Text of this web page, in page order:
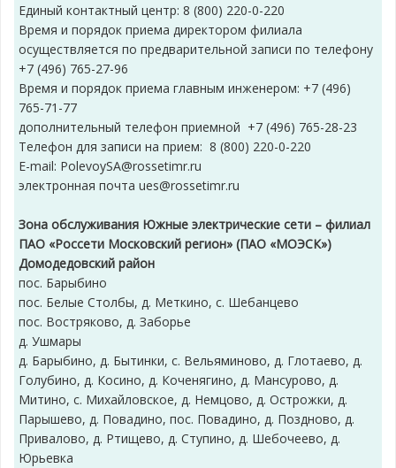
Единый контактный центр: 8 (800) 220-0-220
Время и порядок приема директором филиала
осуществляется по предварительной записи по телефону
+7 (496) 765-27-96
Время и порядок приема главным инженером: +7 (496)
765-71-77
дополнительный телефон приемной +7 (496) 765-28-23
Телефон для записи на прием: 8 (800) 220-0-220
E-mail: PolevoySA@rossetimr.ru
электронная почта ues@rossetimr.ru
Зона обслуживания Южные электрические сети – филиал
ПАО «Россети Московский регион» (ПАО «МОЭСК»)
Домодедовский район
пос. Барыбино
пос. Белые Столбы, д. Меткино, с. Шебанцево
пос. Востряково, д. Заборье
д. Ушмары
д. Барыбино, д. Бытинки, с. Вельяминово, д. Глотаево, д.
Голубино, д. Косино, д. Коченягино, д. Мансурово, д.
Митино, с. Михайловское, д. Немцово, д. Острожки, д.
Парышево, д. Повадино, пос. Повадино, д. Поздново, д.
Привалово, д. Ртищево, д. Ступино, д. Шебочеево, д.
Юрьевка